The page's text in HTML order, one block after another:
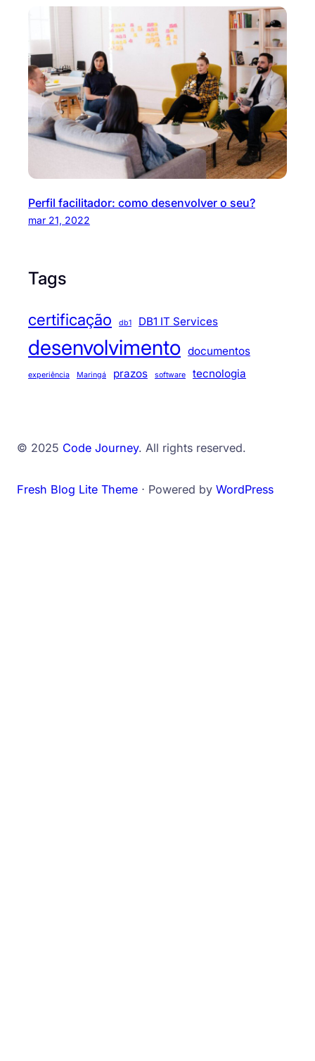
Perfil facilitador: como desenvolver o seu?
mar 21, 2022
Tags
certificação db1 DB1 IT Services
desenvolvimento documentos
experiência Maringá prazos software tecnologia
© 2025 Code Journey. All rights reserved.
Fresh Blog Lite Theme ⋅ Powered by WordPress